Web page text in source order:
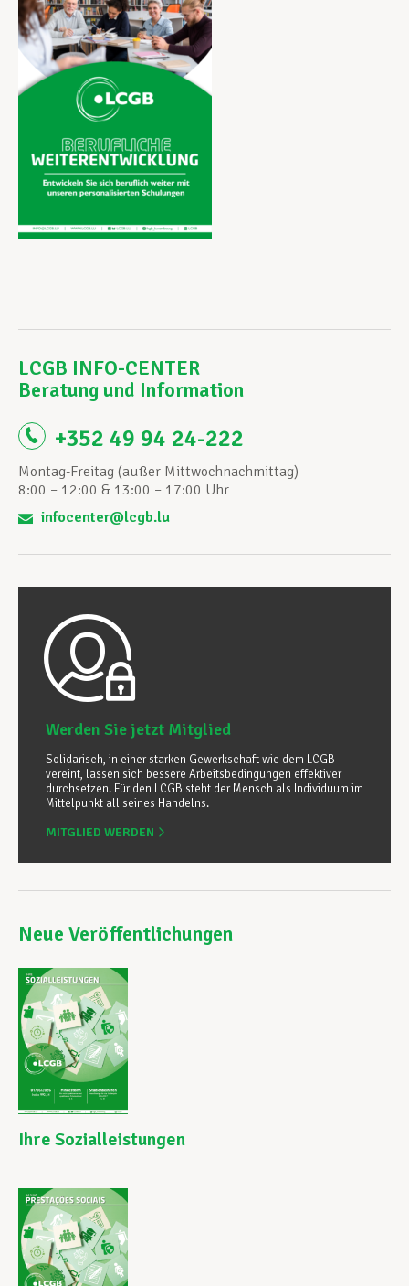
LCGB INFO-CENTER
Beratung und Information
+352 49 94 24-222
Montag-Freitag (außer Mittwochnachmittag)
8:00 – 12:00 & 13:00 – 17:00 Uhr
infocenter@lcgb.lu
Werden Sie jetzt Mitglied
Solidarisch, in einer starken Gewerkschaft wie dem LCGB
vereint, lassen sich bessere Arbeitsbedingungen effektiver
durchsetzen. Für den LCGB steht der Mensch als Individuum im
Mittelpunkt all seines Handelns.
MITGLIED WERDEN
Neue Veröffentlichungen
Ihre Sozialleistungen